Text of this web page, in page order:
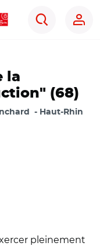
Rechercher
la
(68)
Haut-Rhin
sur Linkedin
page sur Twitter
cette page sur
pleinement